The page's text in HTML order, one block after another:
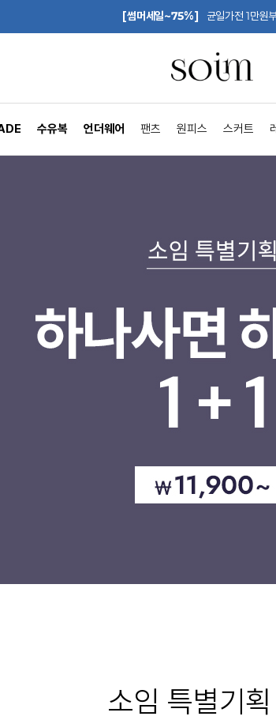
[썸머세일~75%] 균일가전 1만원
수유복 언더웨어 팬츠 원피스 스커트
소임 특별기획